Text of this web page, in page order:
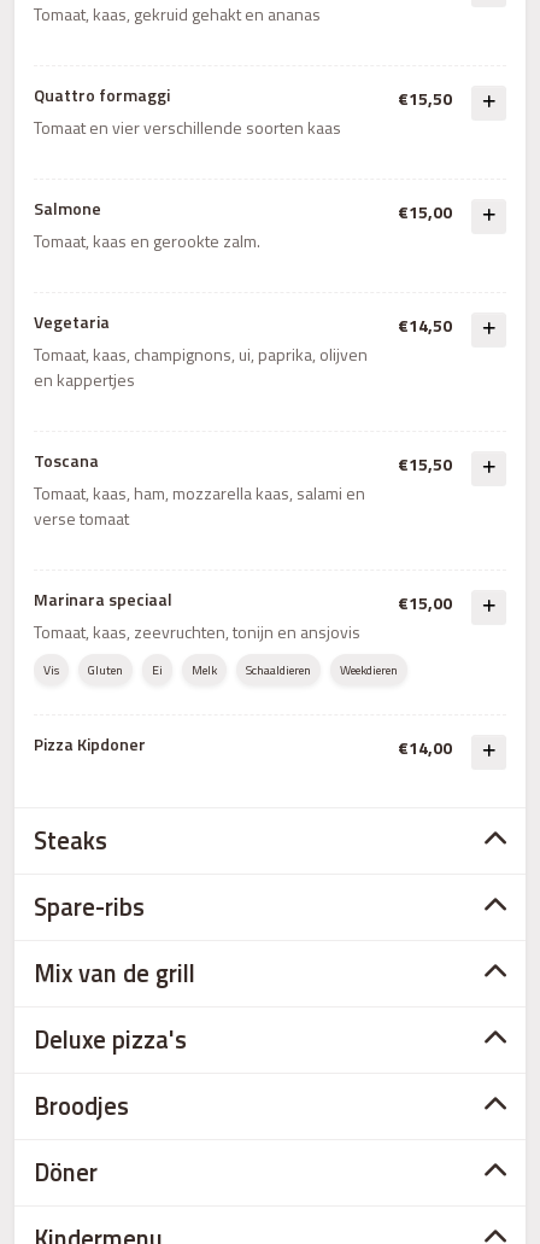
Tomaat, kaas, gekruid gehakt en ananas
Quattro formaggi
Tomaat en vier verschillende soorten kaas
€15,50
Salmone
Tomaat, kaas en gerookte zalm.
€15,00
Vegetaria
Tomaat, kaas, champignons, ui, paprika, olijven
en kappertjes
€14,50
Toscana
Tomaat, kaas, ham, mozzarella kaas, salami en
verse tomaat
€15,50
Marinara speciaal
Tomaat, kaas, zeevruchten, tonijn en ansjovis
€15,00
Vis Gluten Ei Melk Schaaldieren Weekdieren
Pizza Kipdoner €14,00
Steaks
Spare-ribs
Mix van de grill
Deluxe pizza's
Broodjes
Döner